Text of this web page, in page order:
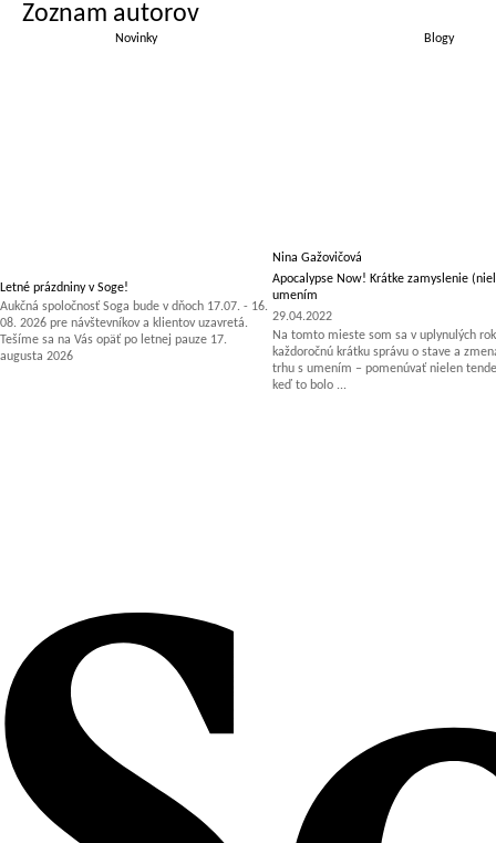
Zoznam autorov
Novinky Blogy
Letné prázdniny v Soge!
Aukčná spoločnosť Soga bude v dňoch 17.07. - 16.
08. 2026 pre návštevníkov a klientov uzavretá.
Tešíme sa na Vás opäť po letnej pauze 17.
augusta 2026
Nina Gažovičová
Apocalypse Now! Krátke zamyslenie
umením
29.04.2022
Na tomto mieste som sa v uplynulých
každoročnú krátku správu o stave a
trhu s umením – pomenúvať nielen
keď to bolo ...